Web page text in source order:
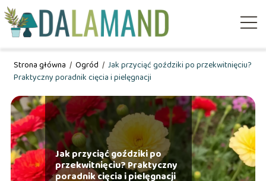
Strona główna / Ogród / Jak przyciąć goździki po przekwitnięciu?
Praktyczny poradnik cięcia i pielęgnacji
Jak przyciąć goździki po
przekwitnięciu? Praktyczny
poradnik cięcia i pielęgnacji